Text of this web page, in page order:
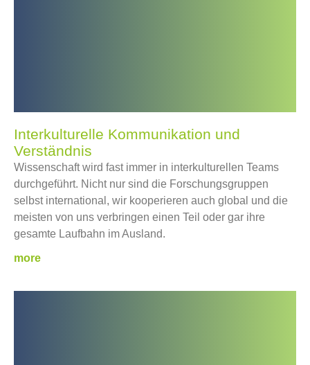
Interkulturelle Kommunikation und
Verständnis
Wissenschaft wird fast immer in interkulturellen Teams
durchgeführt. Nicht nur sind die Forschungsgruppen
selbst international, wir kooperieren auch global und die
meisten von uns verbringen einen Teil oder gar ihre
gesamte Laufbahn im Ausland.
more